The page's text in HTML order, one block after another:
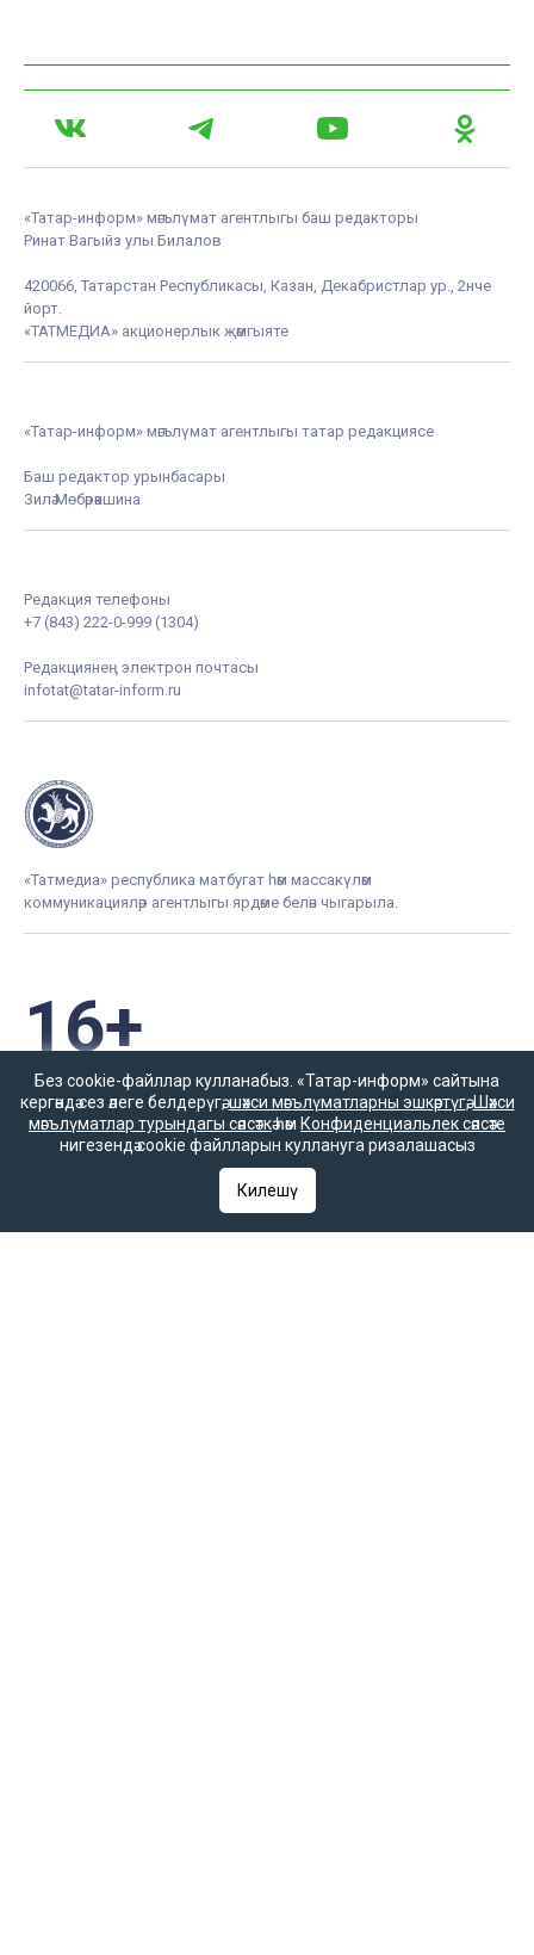
«Татар-информ» мәгълүмат агентлыгы баш редакторы
Ринат Вагыйз улы Билалов
420066, Татарстан Республикасы, Казан, Декабристлар ур., 2нче
йорт.
«ТАТМЕДИА» акционерлык җәмгыяте
«Татар-информ» мәгълүмат агентлыгы татар редакциясе
Баш редактор урынбасары
Зилә Мөбәрәкшина
Редакция телефоны
+7 (843) 222-0-999 (1304)
Редакциянең электрон почтасы
infotat@tatar-inform.ru
«Татмедиа» республика матбугат һәм массакүләм
коммуникацияләр агентлыгы ярдәме белән чыгарыла.
16+
Әлеге ресурста
16+ категорияләренә
керүче мәгълүмат
булырга мөмкин.
Без cookie-файллар кулланабыз. «Татар-информ» сайтына
кергәндә сез әлеге белдерүгә,шәхси мәгълүматларны эшкәртүгә,Шәхси
мәгълүматлар турындагы сәясәткәһәм Конфиденциальлек сәясәте
нигезендә cookie файлларын куллануга ризалашасыз
Килешү